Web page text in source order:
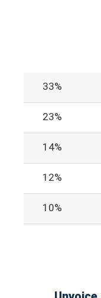
33%
23%
14%
12%
10%